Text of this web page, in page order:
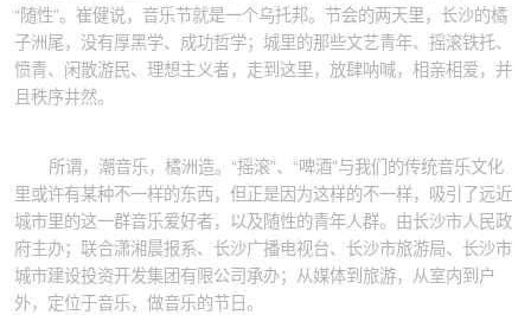
“随性”。崔健说，音乐节就是一个乌托邦。节会的两天里，长沙的橘
子洲尾，没有厚黑学、成功哲学；城里的那些文艺青年、摇滚铁托、
愤青、闲散游民、理想主义者，走到这里，放肆呐喊，相亲相爱，并
且秩序井然。
所谓，潮音乐，橘洲造。“摇滚”、“啤酒”与我们的传统音乐文化
里或许有某种不一样的东西，但正是因为这样的不一样，吸引了远近
城市里的这一群音乐爱好者，以及随性的青年人群。由长沙市人民政
府主办；联合潇湘晨报系、长沙广播电视台、长沙市旅游局、长沙市
城市建设投资开发集团有限公司承办；从媒体到旅游，从室内到户
外，定位于音乐，做音乐的节日。